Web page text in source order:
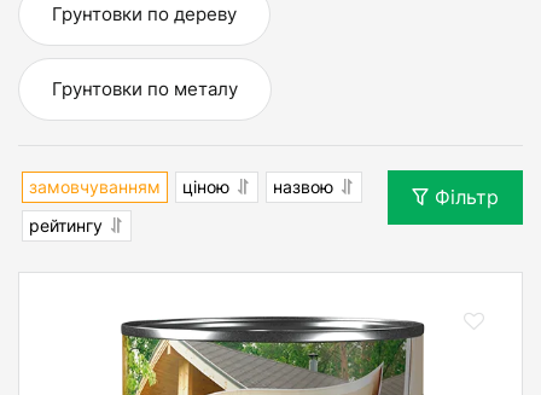
Грунтовки по дереву
Грунтовки по металу
замовчуванням ціною
назвою
рейтингу
Фільтр